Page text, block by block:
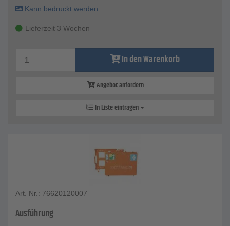
Kann bedruckt werden
Lieferzeit 3 Wochen
In den Warenkorb
Angebot anfordern
In Liste eintragen
Art. Nr.: 76620120007
Ausführung